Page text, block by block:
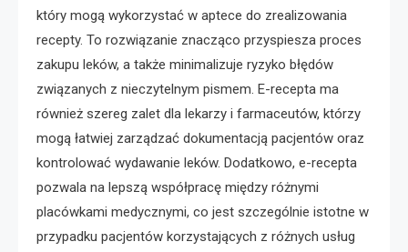
który mogą wykorzystać w aptece do zrealizowania
recepty. To rozwiązanie znacząco przyspiesza proces
zakupu leków, a także minimalizuje ryzyko błędów
związanych z nieczytelnym pismem. E-recepta ma
również szereg zalet dla lekarzy i farmaceutów, którzy
mogą łatwiej zarządzać dokumentacją pacjentów oraz
kontrolować wydawanie leków. Dodatkowo, e-recepta
pozwala na lepszą współpracę między różnymi
placówkami medycznymi, co jest szczególnie istotne w
przypadku pacjentów korzystających z różnych usług